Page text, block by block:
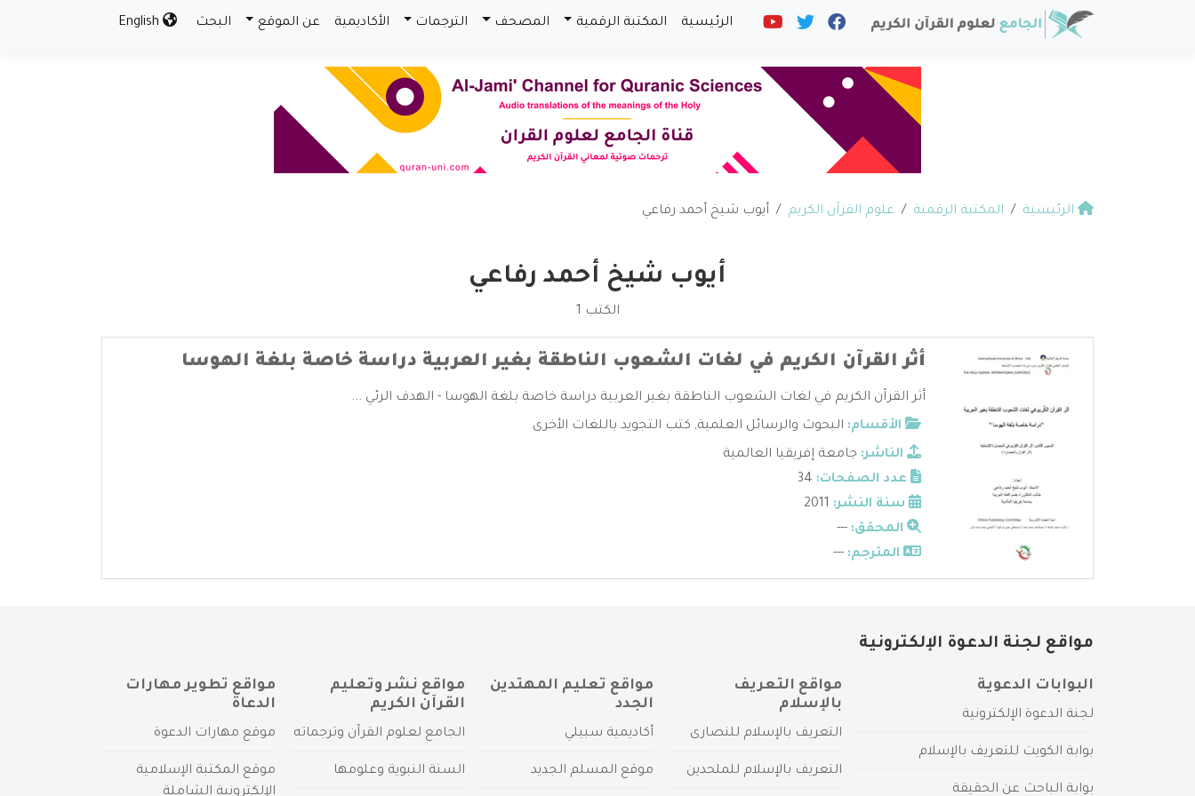
الرئيسية المكتبة الرقمية المصحف الترجمات الأكاديمية عن الموقع البحث
الرئيسية المكتبة الرقمية علوم القرآن الكريم أيوب شيخ أحمد رفاعي
أيوب شيخ أحمد رفاعي
الكتب 1
أثر القرآن الكريم في لغات الشعوب الناطقة بغير العربية دراسة خاصة بلغة الهوسا
أثر القرآن الكريم في لغات الشعوب الناطقة بغير العربية دراسة خاصة بلغة الهوسا - الهدف الرئي ...
الأقسام: البحوث والرسائل العلمية, كتب التجويد باللغات الأخرى
الناشر: جامعة إفريقيا العالمية
عدد الصفحات:
سنة النشر:
المحقق: ---
المترجم: ---
مواقع لجنة الدعوة الإلكترونية
البوابات الدعوية
لجنة الدعوة الإلكترونية
بوابة الكويت للتعريف بالإسلام
بوابة الباحث عن الحقيقة
مواقع التعريف
بالإسلام
التعريف بالإسلام للنصارى
التعريف بالإسلام للملحدين
مواقع تعليم المهتدين
الجدد
أكاديمية سبيلي
موقع المسلم الجديد
مواقع نشر وتعليم
القرآن الكريم
الجامع لعلوم القرآن وترجماته
السنة النبوية وعلومها
مواقع تطوير مهارات
الدعاة
موقع مهارات الدعوة
موقع المكتبة الإسلامية
الإلكترونية الشاملة